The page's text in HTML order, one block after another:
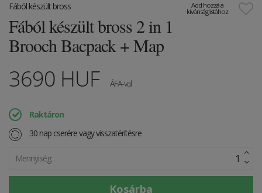
Add hozzá a
kívánságlistához
Fából készült bross
Fából készült bross 2 in 1
Brooch Bacpack + Map
3690 HUF ÁFA-val
Raktáron
30 nap cserére vagy visszatérítésre
Mennyiség: